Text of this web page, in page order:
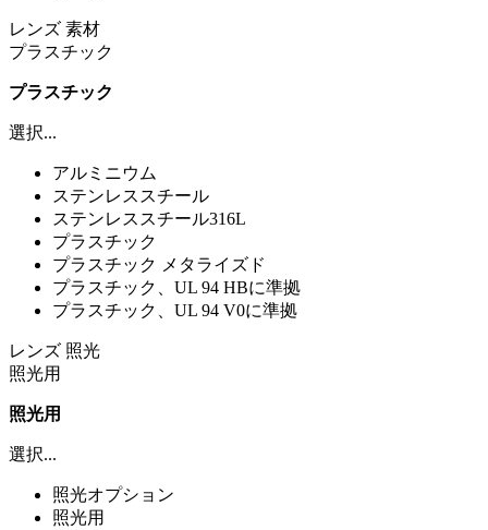
レンズ 素材
プラスチック
プラスチック
選択...
アルミニウム
ステンレススチール
ステンレススチール316L
プラスチック
プラスチック メタライズド
プラスチック、UL 94 HBに準拠
プラスチック、UL 94 V0に準拠
レンズ 照光
照光用
照光用
選択...
照光オプション
照光用